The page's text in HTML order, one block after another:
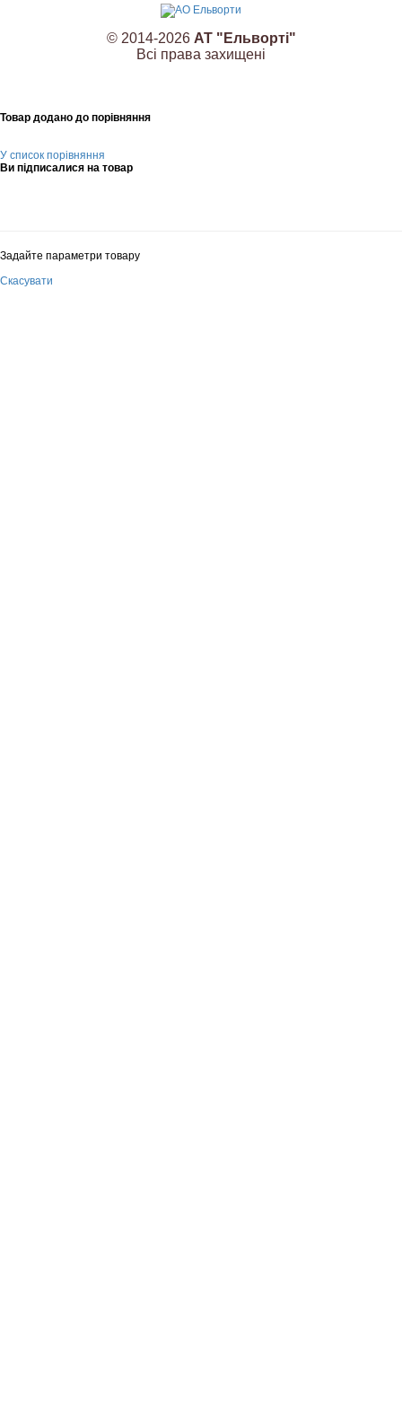
© 2014-2026 АТ "Ельворті"
Всі права захищені
Товар додано до порівняння
У список порівняння
Ви підписалися на товар
Задайте параметри товару
Скасувати